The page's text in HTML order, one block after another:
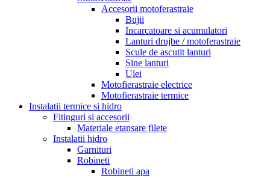
Accesorii motoferastraie
Bujii
Incarcatoare si acumulatori
Lanturi drujbe / motoferastraie
Scule de ascutit lanturi
Sine lanturi
Ulei
Motofierastraie electrice
Motofierastraie termice
Instalatii termice si hidro
Fitinguri si accesorii
Materiale etansare filete
Instalatii hidro
Garnituri
Robineti
Robineti apa